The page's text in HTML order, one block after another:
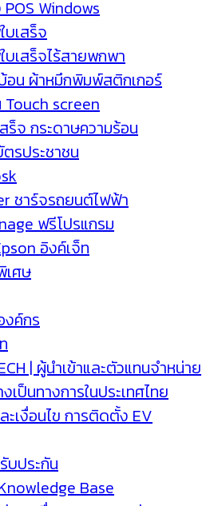
POS Windows
บเสร็จ
บเสร็จไร้สายพกพา
อน ผ้าหมึกพิมพ์สติกเกอร์
screen
ร็จ กระดาษความร้อน
รประชาชน
ชาร์จรถยนต์ไฟฟ้า
ฟรีโปรแกรม
อิงค์เจ็ท
เศษ
ค์กร
| ผู้นำเข้าและตัวแทนจำหน่าย
เป็นทางการในประเทศไทย
ะเงื่อนไข การติดตั้ง EV
บประกัน
Base